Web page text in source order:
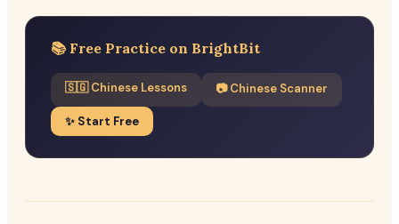
📚 Free Practice on BrightBit
🇸🇬 Chinese Lessons 📷 Chinese Scanner
✨ Start Free